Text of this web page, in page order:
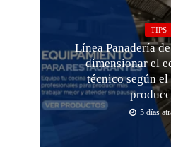
TIPS
Línea Panadería
dimensionar el
técnico según
5 días